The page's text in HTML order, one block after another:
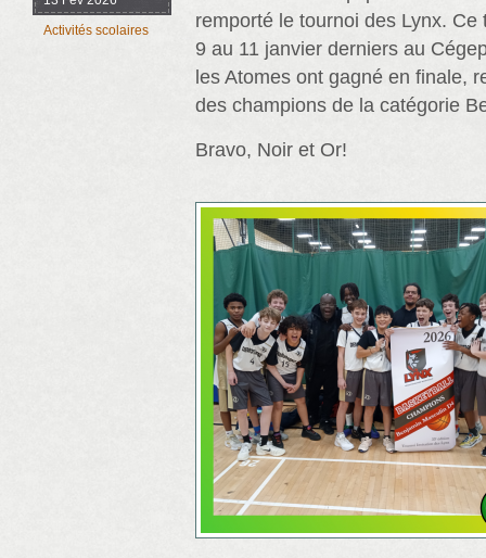
Activités scolaires
remporté le tournoi des Lynx.
9 au 11 janvier derniers au
les Atomes ont gagné en finale,
des champions de la catégorie
Bravo, Noir et Or!